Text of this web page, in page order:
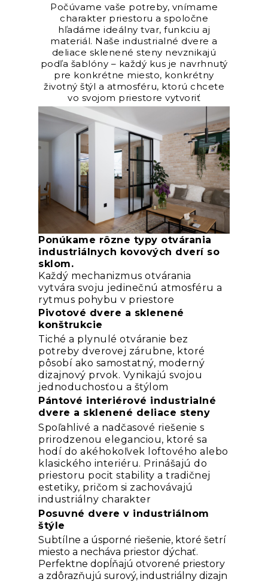
Subtílne a úsporné riešenie, ktoré šetrí
miesto a necháva priestor dýchať.
Perfektne dopĺňajú otvorené priestory
a zdôrazňujú surový, industriálny dizajn
Posuvné dvere v industriálnom
štýle
Spoľahlivé a nadčasové riešenie s
prirodzenou eleganciou, ktoré sa
hodí do akéhokoľvek loftového alebo
klasického interiéru. Prinášajú do
priestoru pocit stability a tradičnej
estetiky, pričom si zachovávajú
industriálny charakter
Pántové interiérové industrialné
dvere a sklenené deliace steny
Tiché a plynulé otváranie bez
potreby dverovej zárubne, ktoré
pôsobí ako samostatný, moderný
dizajnový prvok. Vynikajú svojou
jednoduchosťou a štýlom
Pivotové dvere a sklenené
konštrukcie
Každý mechanizmus otvárania
vytvára svoju jedinečnú atmosféru a
rytmus pohybu v priestore
Ponúkame rôzne typy otvárania
industriálnych kovových dverí so
sklom.
Počúvame vaše potreby, vnímame
charakter priestoru a spoločne
hľadáme ideálny tvar, funkciu aj
materiál. Naše industrialné dvere a
deliace sklenené steny nevznikajú
podľa šablóny – každý kus je navrhnutý
pre konkrétne miesto, konkrétny
životný štýl a atmosféru, ktorú chcete
vo svojom priestore vytvoriť